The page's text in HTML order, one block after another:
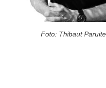
Foto: Thibaut Paruite